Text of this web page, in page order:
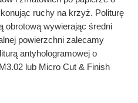
ruchy na krzyż. Politurę
obrotową wywierając średni
powierzchni zalecamy
antyhologramowej o
lub Micro Cut & Finish